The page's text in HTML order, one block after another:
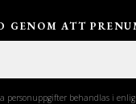
GENOM ATT
personuppgifter behandlas i